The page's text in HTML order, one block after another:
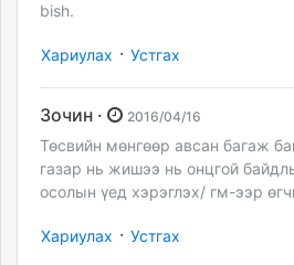
bish.
Хариулах · Устгах
Зочин · 2016/04/16
Төсвийн мөнгөөр авсан багаж
газар нь жишээ нь онцгой
осолын үед хэрэглэх/ гм-ээр
Хариулах · Устгах